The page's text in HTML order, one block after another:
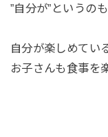
”自分が”というの
自分が楽しめてい
お子さんも食事を